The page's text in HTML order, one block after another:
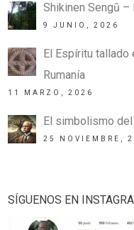
Shikinen Sengū –
9 JUNIO, 2026
El Espíritu tallado
Rumanía
11 MARZO, 2026
El simbolismo
25 NOVIEMBRE,
SÍGUENOS EN